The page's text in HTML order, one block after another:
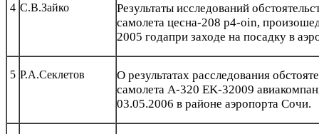
4 С.В.Зайко Результаты исследований
самолета цесна-208 p4-oin,
2005 годапри заходе на посадку в
5 Р.А.Секлетов
О результатах расследования
самолета А-320 EK‑32009
03.05.2006 в районе аэропорта Сочи.